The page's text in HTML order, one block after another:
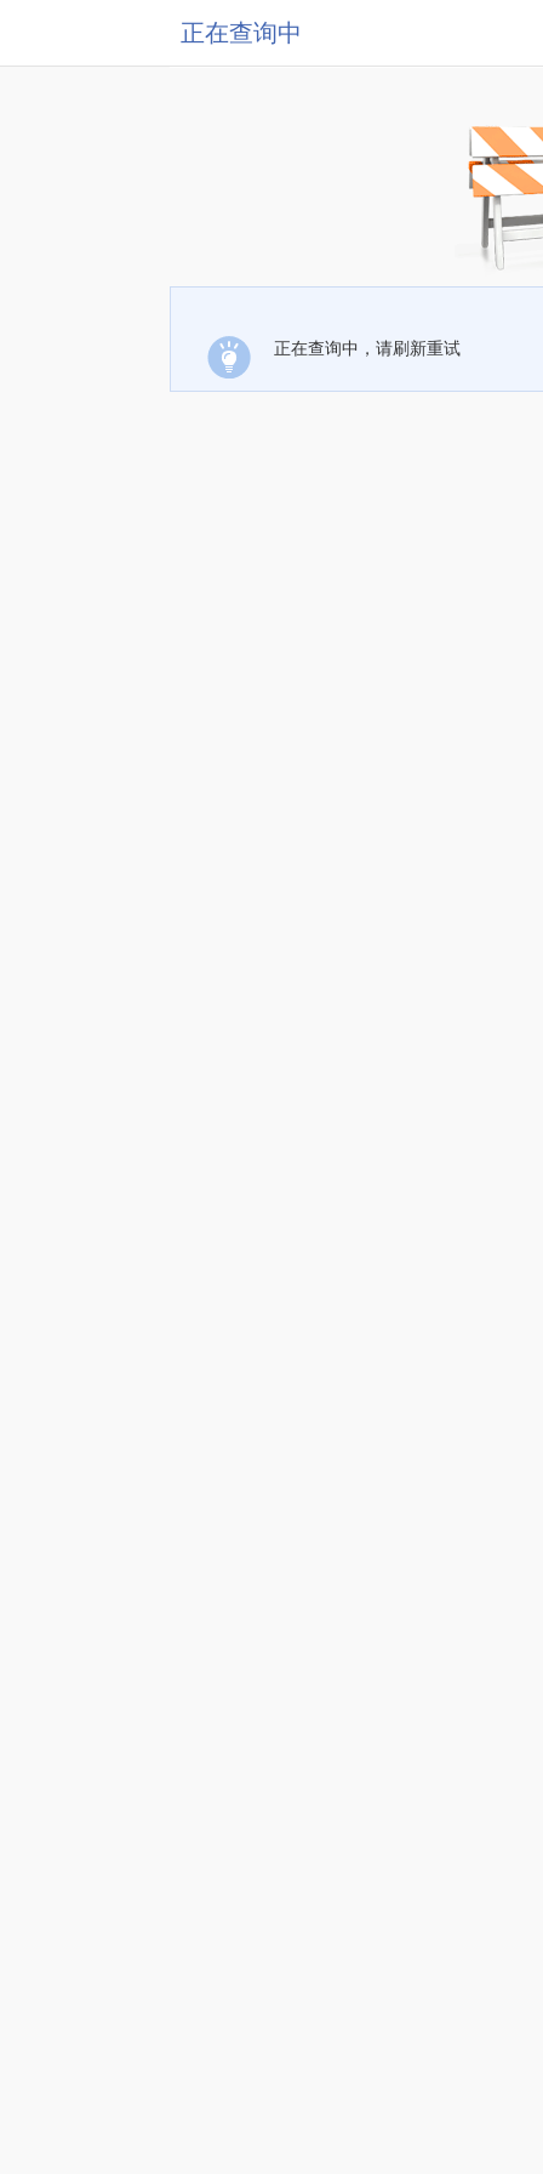
正在查询中
正在查询中，请刷新重试